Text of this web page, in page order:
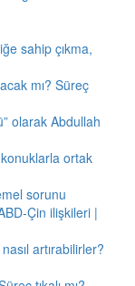
sahip çıkma,
mı? Süreç
olarak Abdullah
ortak
sorunu
Çin ilişkileri |
artırabilirler?